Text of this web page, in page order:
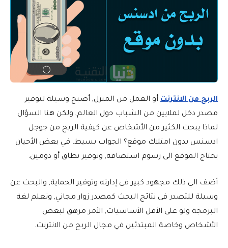
الربح من الانترنت أو العمل من المنزل, أصبح وسيلة لتوفير
مصدر دخل لملايين من الشباب حول العالم, ولكن هنا السؤال
لماذا يبحث الكثير من الأشخاص عن كيفية الربح من جوجل
ادسنس بدون امتلاك موقع؟ الجواب بسيط. في بعض الأحيان
يحتاج الموقع الى رسوم استضافة, وتوفير نطاق أو دومين.
أضف الي ذلك مجهود كبير فى إدارته وتوفير الحماية, والبحث عن
وسيلة للتصدر فى نتائج البحث كمصدر زوار مجاني, وتعلم لغة
البرمجة ولو على الأقل الأساسيات, الأمر مرهق لبعض
الأشخاص وخاصة المبتدئين في مجال الربح من الانترنت.